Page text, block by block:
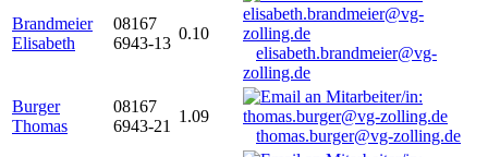
Brandmeier
Elisabeth
08167
6943-13
0.10
elisabeth.brandmeier@vg-
zolling.de
Burger
Thomas
08167
6943-21
1.09
thomas.burger@vg-zolling.de